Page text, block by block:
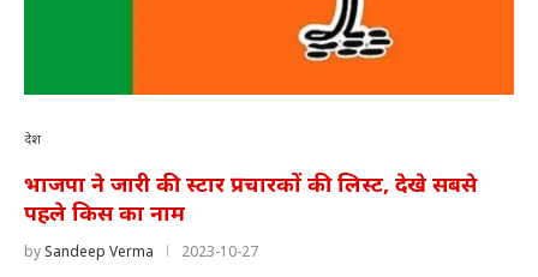
देश
भाजपा ने जारी की स्टार प्रचारकों की लिस्ट, देखे सबसे
पहले किस का नाम
by Sandeep Verma 2023-10-27